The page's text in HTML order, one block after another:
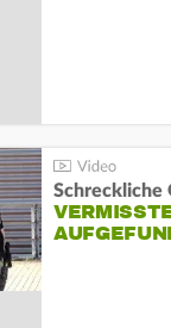
Schreckliche